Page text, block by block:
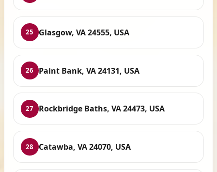
25 Glasgow, VA 24555, USA
26 Paint Bank, VA 24131, USA
27 Rockbridge Baths, VA 24473, USA
28 Catawba, VA 24070, USA